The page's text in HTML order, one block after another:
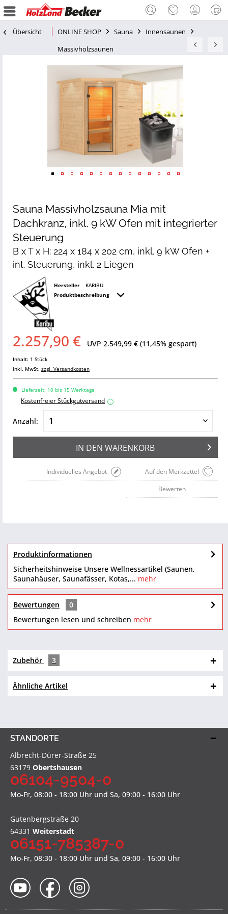
Übersicht ONLINE SHOP Sauna
Innensaunen
Massivholzsaunen
Sauna Massivholzsauna Mia mit
Dachkranz, inkl. 9 kW Ofen mit integrierter
Steuerung
B x T x H: 224 x 184 x 202 cm, inkl. 9 kW Ofen +
int. Steuerung, inkl. 2 Liegen
Hersteller
KARIBU
Produktbeschreibung
2.257,90 € UVP 2.549,99 €(11,45% gespart)
Inhalt: 1 Stück
inkl. MwSt. zzgl. Versandkosten
Lieferzeit: 10 bis 15 Werktage
Kostenfreier Stückgutversand i
Anzahl:
IN DEN WARENKORB
Auf den Merkzettel
Individuelles Angebot
Bewerten
Produktinformationen
Sicherheitshinweise Unsere Wellnessartikel (Saunen,
Saunahäuser, Saunafässer, Kotas,... mehr
Bewertungen
0
Bewertungen lesen und schreiben mehr
Zubehör 3
Ähnliche Artikel
STANDORTE
Albrecht-Dürer-Straße 25
63179 Obertshausen
06104-9504-0
Mo-Fr, 08:00 - 18:00 Uhr und Sa, 09:00 - 16:00 Uhr
Gutenbergstraße 20
64331 Weiterstadt
06151-785387-0
Mo-Fr, 08:30 - 18:00 Uhr und Sa, 09:00 - 16:00 Uhr